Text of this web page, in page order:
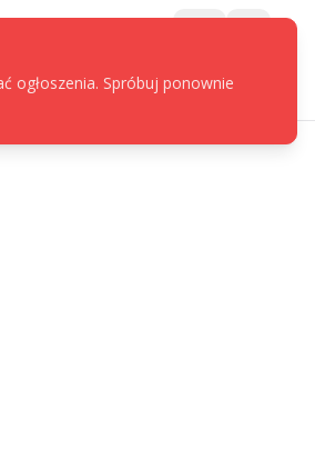
ogłoszenia. Spróbuj ponownie